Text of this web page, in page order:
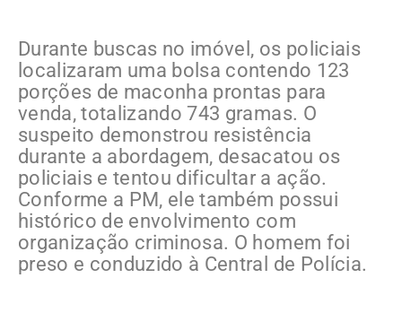
Durante buscas no imóvel, os policiais
localizaram uma bolsa contendo 123
porções de maconha prontas para
venda, totalizando 743 gramas. O
suspeito demonstrou resistência
durante a abordagem, desacatou os
policiais e tentou dificultar a ação.
Conforme a PM, ele também possui
histórico de envolvimento com
organização criminosa. O homem foi
preso e conduzido à Central de Polícia.